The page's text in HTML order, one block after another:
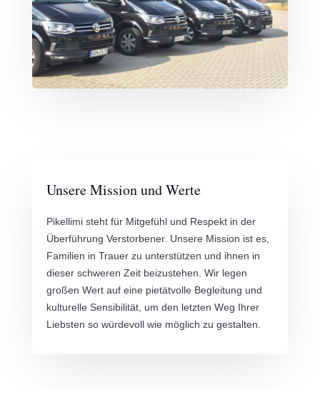
Unsere Mission und Werte
Pikellimi steht für Mitgefühl und Respekt in der
Überführung Verstorbener. Unsere Mission ist es,
Familien in Trauer zu unterstützen und ihnen in
dieser schweren Zeit beizustehen. Wir legen
großen Wert auf eine pietätvolle Begleitung und
kulturelle Sensibilität, um den letzten Weg Ihrer
Liebsten so würdevoll wie möglich zu gestalten.